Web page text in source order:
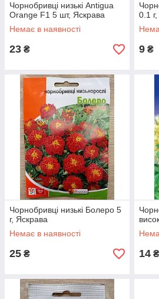
Чорнобривці низькі Antigua
Orange F1 5 шт, Яскрава
Немає в наявності
23 ₴
0.1
9 ₴
Чорнобривці низькі Болеро 5
г, Яскрава
Немає в наявності
25 ₴ 14 ₴